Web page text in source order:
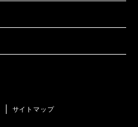
サイトマップ